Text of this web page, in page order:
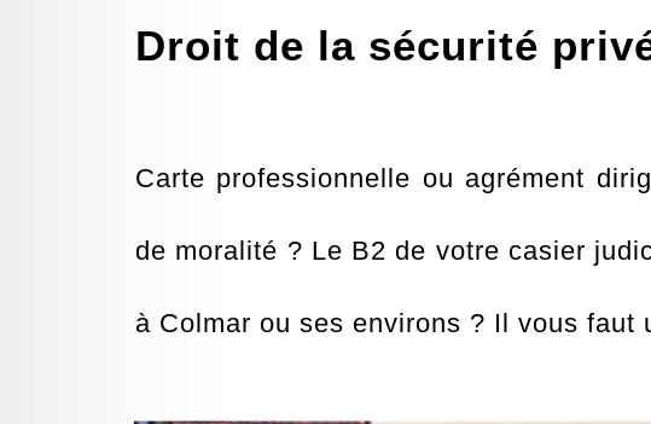
Droit de la sécurité
Carte professionnelle ou agrément
de moralité ? Le B2 de votre casier
à Colmar ou ses environs ? Il vous faut